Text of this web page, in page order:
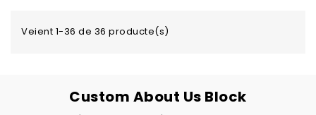
Veient 1-36 de 36 producte(s)
Custom About Us Block